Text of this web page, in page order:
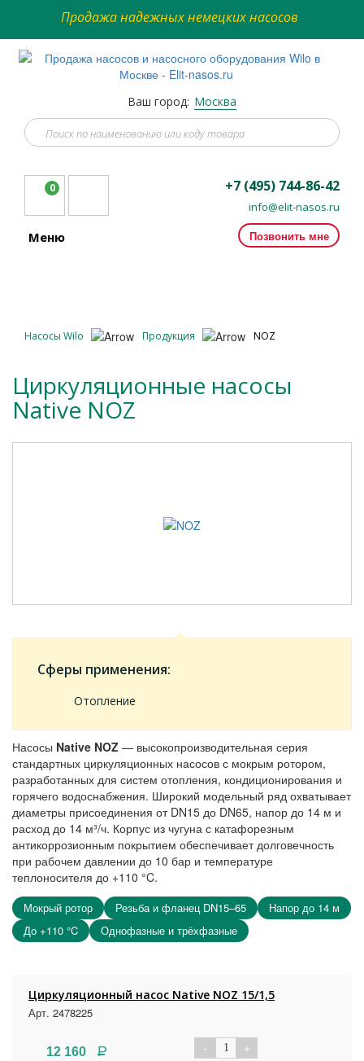
Продажа надежных немецких насосов
Ваш город: Москва
0 +7 (495) 744-86-42
info@elit-nasos.ru
Позвонить мне
Меню
Насосы Wilo Продукция NOZ
Циркуляционныe насосы
Native NOZ
Сферы применения:
Отопление
Насосы Native NOZ — высокопроизводительная серия
стандартных циркуляционных насосов с мокрым ротором,
разработанных для систем отопления, кондиционирования и
горячего водоснабжения. Широкий модельный ряд охватывает
диаметры присоединения от DN15 до DN65, напор до 14 м и
расход до 14 м³/ч. Корпус из чугуна с катафорезным
антикоррозионным покрытием обеспечивает долговечность
при рабочем давлении до 10 бар и температуре
теплоносителя до +110 °C.
Мокрый ротор Резьба и фланец DN15–65
Напор до 14 м
До +110 °C
Однофазные и трёхфазные
Циркуляционный насос Native NOZ 15/1,5
Арт. 2478225
12 160 Р - 1 +